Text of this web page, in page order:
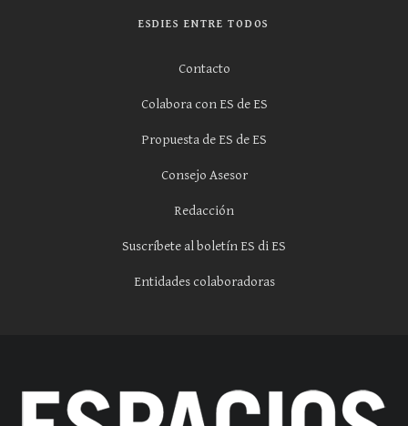
ESDIES ENTRE TODOS
Contacto
Colabora con ES de ES
Propuesta de ES de ES
Consejo Asesor
Redacción
Suscríbete al boletín ES di ES
Entidades colaboradoras